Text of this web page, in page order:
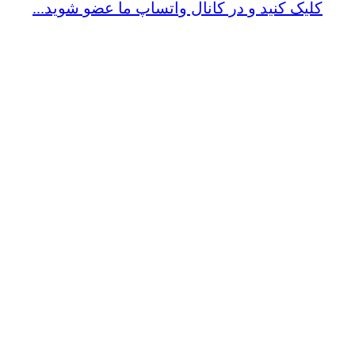
کلیک کنید و در کانال واتساپ ما عضو شوید...